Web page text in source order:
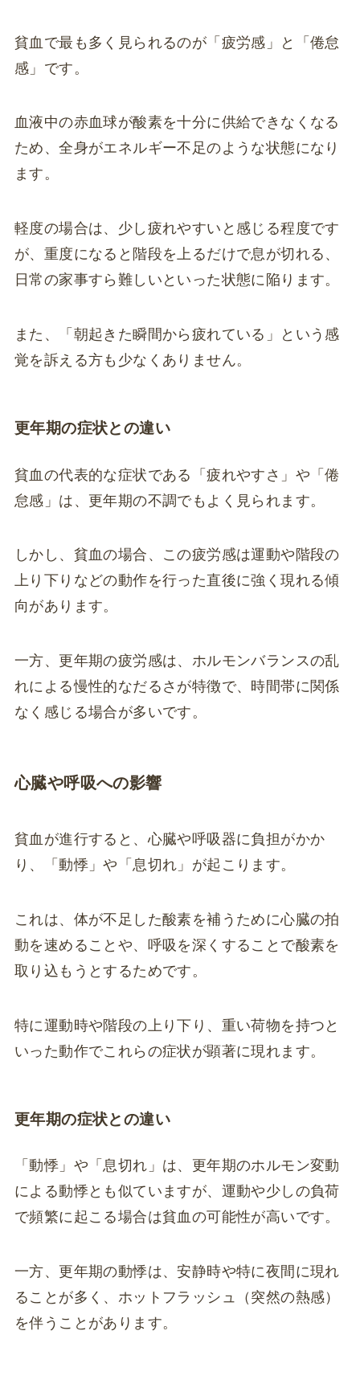
貧血で最も多く見られるのが「疲労感」と「倦怠
感」です。
血液中の赤血球が酸素を十分に供給できなくなる
ため、全身がエネルギー不足のような状態になり
ます。
軽度の場合は、少し疲れやすいと感じる程度です
が、重度になると階段を上るだけで息が切れる、
日常の家事すら難しいといった状態に陥ります。
また、「朝起きた瞬間から疲れている」という感
覚を訴える方も少なくありません。
更年期の症状との違い
貧血の代表的な症状である「疲れやすさ」や「倦
怠感」は、更年期の不調でもよく見られます。
しかし、貧血の場合、この疲労感は運動や階段の
上り下りなどの動作を行った直後に強く現れる傾
向があります。
一方、更年期の疲労感は、ホルモンバランスの乱
れによる慢性的なだるさが特徴で、時間帯に関係
なく感じる場合が多いです。
心臓や呼吸への影響
貧血が進行すると、心臓や呼吸器に負担がかか
り、「動悸」や「息切れ」が起こります。
これは、体が不足した酸素を補うために心臓の拍
動を速めることや、呼吸を深くすることで酸素を
取り込もうとするためです。
特に運動時や階段の上り下り、重い荷物を持つと
いった動作でこれらの症状が顕著に現れます。
更年期の症状との違い
「動悸」や「息切れ」は、更年期のホルモン変動
による動悸とも似ていますが、運動や少しの負荷
で頻繁に起こる場合は貧血の可能性が高いです。
一方、更年期の動悸は、安静時や特に夜間に現れ
ることが多く、ホットフラッシュ（突然の熱感）
を伴うことがあります。